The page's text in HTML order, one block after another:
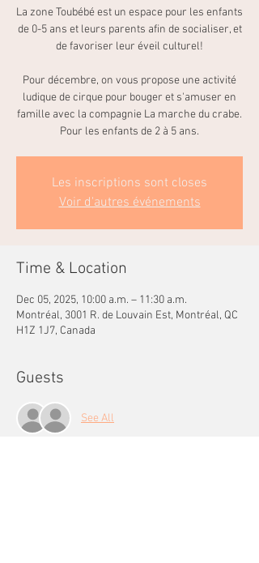
La zone Toubébé est un espace pour les enfants
de 0-5 ans et leurs parents afin de socialiser, et
de favoriser leur éveil culturel!
Pour décembre, on vous propose une activité
ludique de cirque pour bouger et s'amuser en
famille avec la compagnie La marche du crabe.
Pour les enfants de 2 à 5 ans.
Les inscriptions sont closes
Voir d'autres événements
Time & Location
Dec 05, 2025, 10:00 a.m. – 11:30 a.m.
Montréal, 3001 R. de Louvain Est, Montréal, QC
H1Z 1J7, Canada
Guests
See All